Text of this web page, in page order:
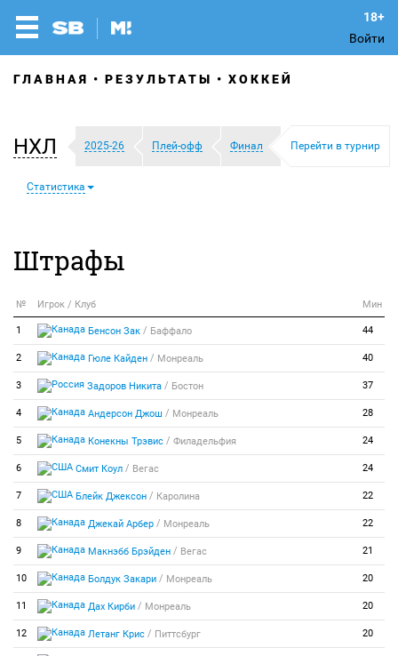
Войти
ГЛАВНАЯ РЕЗУЛЬТАТЫ ХОККЕЙ
НХЛ 2025-26 Плей-офф Финал Перейти в турнир
Статистика
Штрафы
№ Игрок / Клуб Мин
1 Бенсон Зак / Баффало 44
2 Гюле Кайден / Монреаль 40
3 Задоров Никита / Бостон 37
4 Андерсон Джош / Монреаль 28
5 Конекны Трэвис / Филадельфия 24
6 Смит Коул / Вегас 24
7 Блейк Джексон / Каролина 22
8 Джекай Арбер / Монреаль 22
9 Макнэбб Брэйден / Вегас 21
10 Болдук Закари / Монреаль 20
11 Дах Кирби / Монреаль 20
12 Летанг Крис / Питтсбург 20